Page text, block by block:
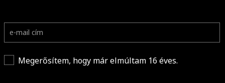
Megerősítem, hogy már elmúltam 16 éves.